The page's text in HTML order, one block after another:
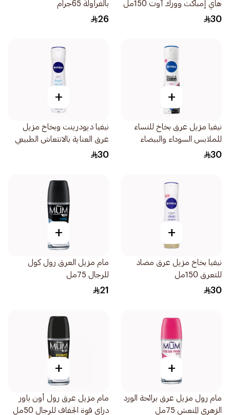
هاي إمباكت وورك آوت 150مل
30
بالفراولة 65جرام
26
+
نيفيا مزيل عرق بخاخ للنساء
للملابس السوداء والبيضاء
150مل
30
+
نيفيا ديودرينت وبخاخ مزيل
عرق العناية بالانتعاش الطبيعي
للنساء 150مل
30
+
نيفيا بخاخ مزيل عرق مضاد
للتعرق 150مل
30
+
مام مزيل العرق رول كول
للرجال 75مل
21
+
مام رول مزيل عرق برائحة الورد
الزهري المنعش 75مل
+
مام مزيل عرق رول أون باور
دراي قوة الجفاف للرجال 50مل